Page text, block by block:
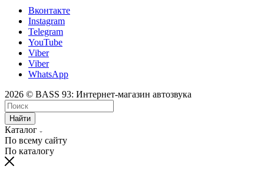
Вконтакте
Instagram
Telegram
YouTube
Viber
Viber
WhatsApp
2026 © BASS 93: Интернет-магазин автозвука
Найти
Каталог
По всему сайту
По каталогу